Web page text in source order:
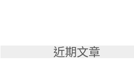
近期文章